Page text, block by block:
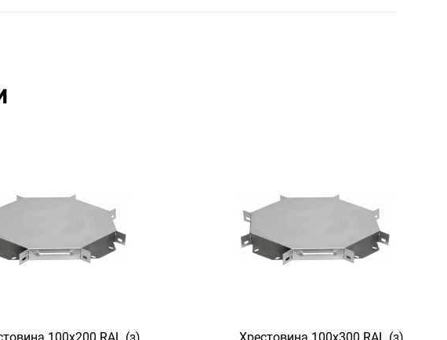
100х200 RAL (з) Хрестовина 100х300 RAL (з)